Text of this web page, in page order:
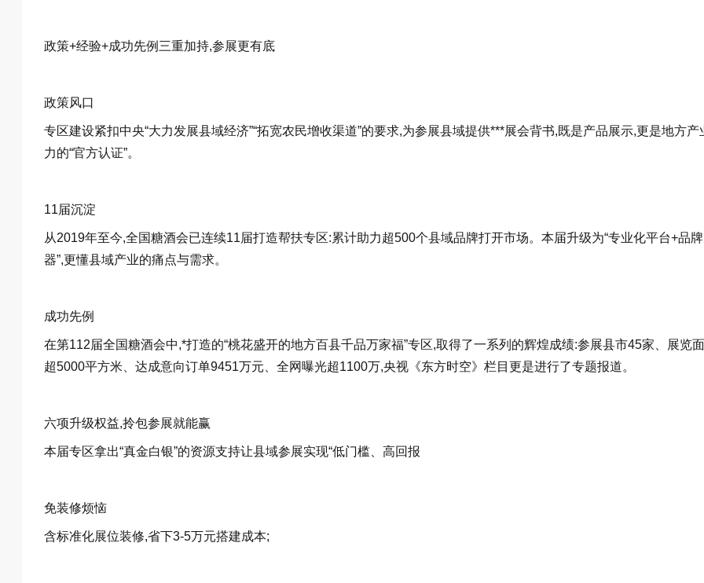
政策+经验+成功先例三重加持,参展更有底
政策风口
专区建设紧扣中央“大力发展县域经济”“拓宽农民增收渠道”的要求,为参展县域提供***展会背书,既是产品展示,更是地方产
力的“官方认证”。
11届沉淀
从2019年至今,全国糖酒会已连续11届打造帮扶专区:累计助力超500个县域品牌打开市场。本届升级为“专业化平台+品
器”,更懂县域产业的痛点与需求。
成功先例
在第112届全国糖酒会中,*打造的“桃花盛开的地方百县千品万家福”专区,取得了一系列的辉煌成绩:参展县市45家、展览
超5000平方米、达成意向订单9451万元、全网曝光超1100万,央视《东方时空》栏目更是进行了专题报道。
六项升级权益,拎包参展就能赢
本届专区拿出“真金白银”的资源支持让县域参展实现“低门槛、高回报
免装修烦恼
含标准化展位装修,省下3-5万元搭建成本;